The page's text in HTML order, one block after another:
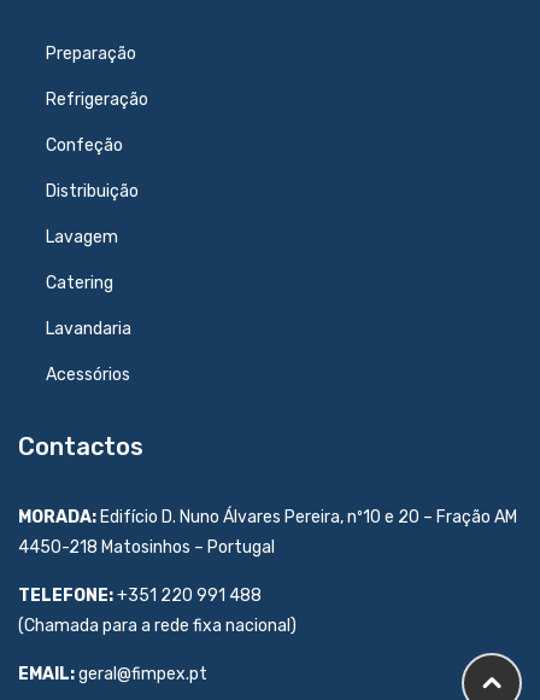
Preparação
Refrigeração
Confeção
Distribuição
Lavagem
Catering
Lavandaria
Acessórios
Contactos
MORADA: Edifício D. Nuno Álvares Pereira, nº10 e 20 – Fração AM
4450-218 Matosinhos – Portugal
TELEFONE:+351 220 991 488
(Chamada para a rede fixa nacional)
EMAIL:geral@fimpex.pt